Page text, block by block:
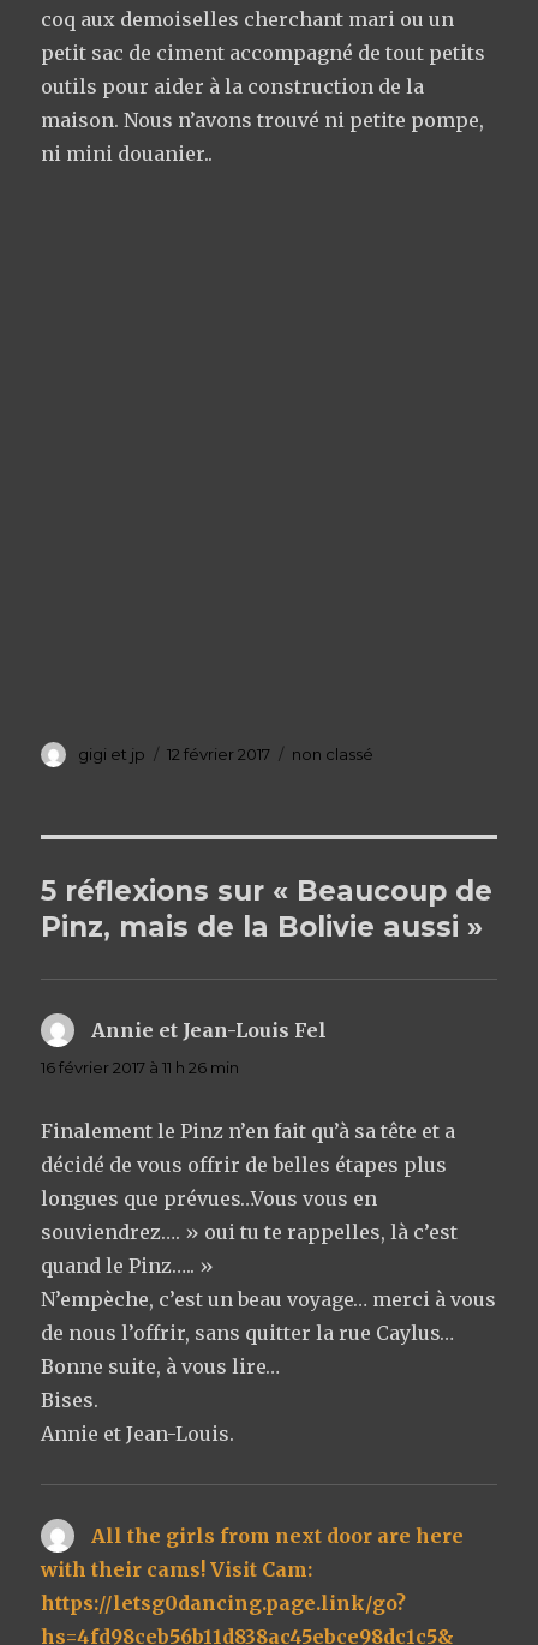
coq aux demoiselles cherchant mari ou un
petit sac de ciment accompagné de tout petits
outils pour aider à la construction de la
maison. Nous n’avons trouvé ni petite pompe,
ni mini douanier..
Auteur
gigi et jp
Publié
12 février 2017 Catégories
non classé
5 réflexions sur « Beaucoup de
Pinz, mais de la Bolivie aussi »
Annie et Jean-Louis Fel
16 février 2017 à 11 h 26 min
Finalement le Pinz n’en fait qu’à sa tête et a
décidé de vous offrir de belles étapes plus
longues que prévues…Vous vous en
souviendrez…. » oui tu te rappelles, là c’est
quand le Pinz….. »
N’empèche, c’est un beau voyage… merci à vous
de nous l’offrir, sans quitter la rue Caylus…
Bonne suite, à vous lire…
Bises.
Annie et Jean-Louis.
All the girls from next door are here
with their cams! Visit Cam:
https://letsg0dancing.page.link/go?
hs=4fd98ceb56b11d838ac45ebce98dc1c5&